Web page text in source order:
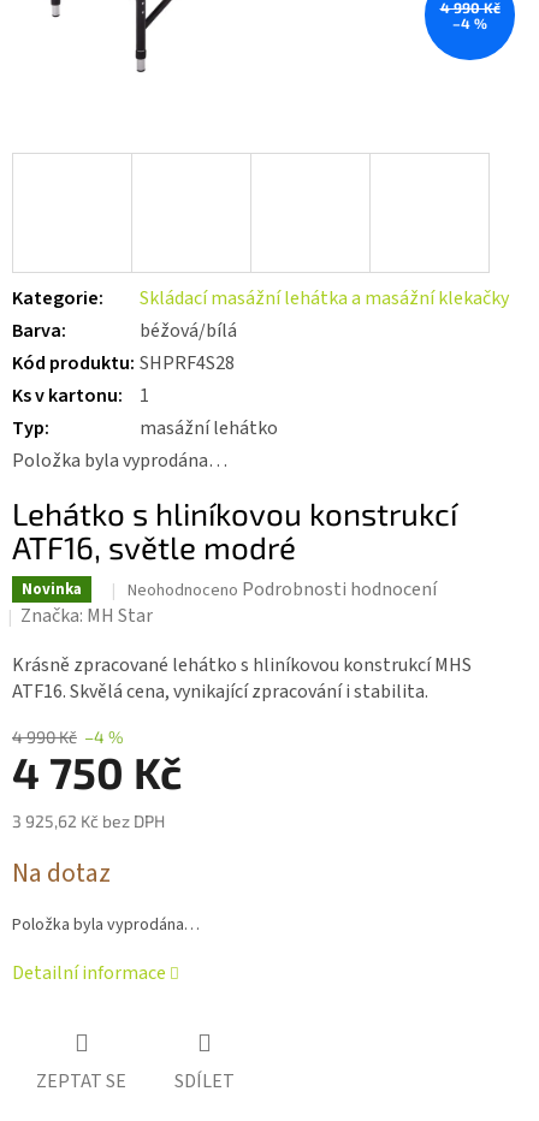
4 990 Kč
–4 %
Kategorie:
Skládací masážní lehátka a masážní klekačky
Barva:
béžová/bílá
Kód produktu: SHPRF4S28
Ks v kartonu:
1
Typ:
masážní lehátko
Položka byla vyprodána…
Lehátko s hliníkovou konstrukcí
ATF16, světle modré
Novinka
Průměrné
hodnocení
0,0
z 5
Neohodnoceno Podrobnosti hodnocení
Značka: MH Star
Krásně zpracované lehátko s hliníkovou konstrukcí MHS
ATF16. Skvělá cena, vynikající zpracování i stabilita.
4 990 Kč –4 %
4 750 Kč
3 925,62 Kč bez DPH
cena:
Na dotaz
Položka byla vyprodána…
Detailní informace
ZEPTAT SE SDÍLET